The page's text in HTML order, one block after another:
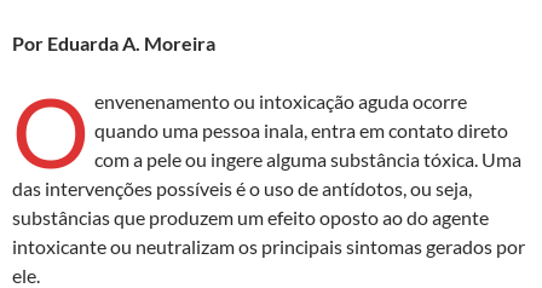
o
n
o
o
k
A
p
p
Por Eduarda A. Moreira
O envenenamento ou intoxicação aguda ocorre
quando uma pessoa inala, entra em contato direto
com a pele ou ingere alguma substância tóxica. Uma
das intervenções possíveis é o uso de antídotos, ou seja,
substâncias que produzem um efeito oposto ao do agente
intoxicante ou neutralizam os principais sintomas gerados por
ele.